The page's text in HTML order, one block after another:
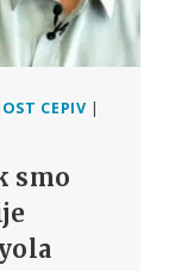
CEPIV |
smo